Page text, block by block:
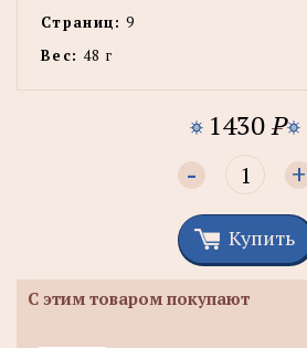
Страниц: 9
Вес: 48 г
1430P
- +
Купить
С этим товаром покупают